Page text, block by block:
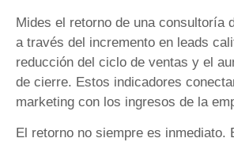
Mides el retorno de una consultoría
a través del incremento en leads
reducción del ciclo de ventas y el
de cierre. Estos indicadores
marketing con los ingresos de la
El retorno no siempre es inmediato.